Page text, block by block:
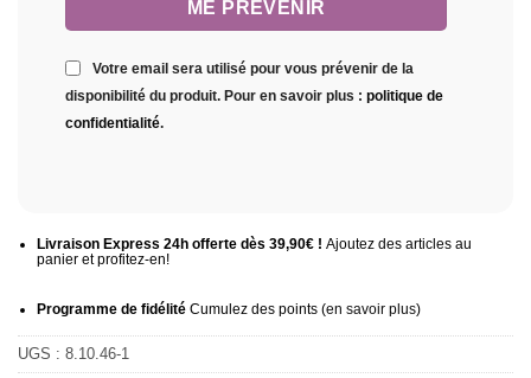
Votre email sera utilisé pour vous prévenir de la
disponibilité du produit. Pour en savoir plus : politique de
confidentialité.
Livraison Express 24h offerte dès 39,90€ ! Ajoutez des articles au
panier et profitez-en!
Programme de fidélitéCumulez des points (en savoir plus)
UGS : 8.10.46-1